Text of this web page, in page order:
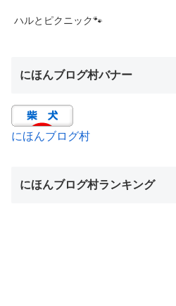
ハルとピクニック🐾
にほんブログ村バナー
にほんブログ村
にほんブログ村ランキング